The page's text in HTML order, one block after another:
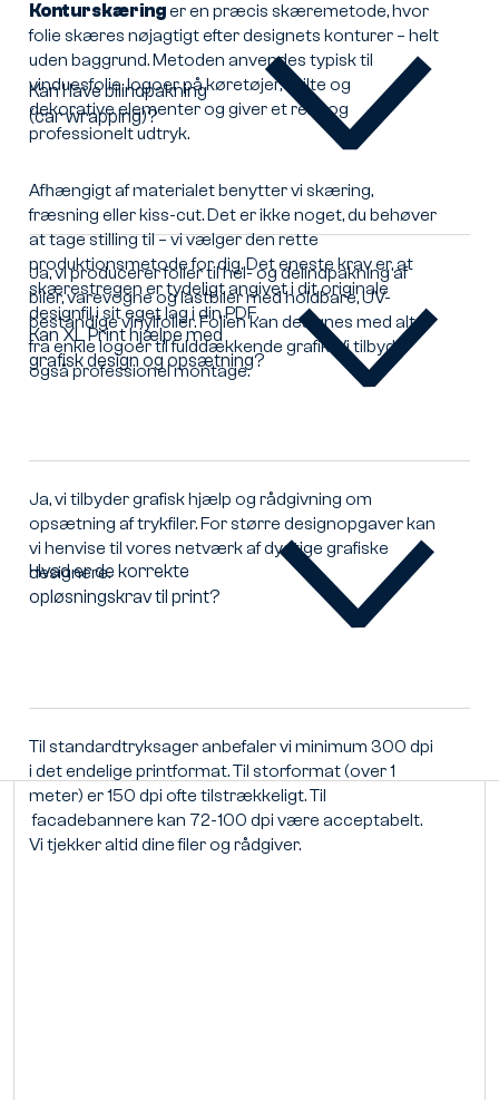
jeg
brug
for
det?
Konturskæringer en præcis skæremetode, hvor
folie skæres nøjagtigt efter designets konturer – helt
uden baggrund. Metoden anvendes typisk til
vinduesfolie, logoer på køretøjer, skilte og
dekorative elementer og giver et rent og
professionelt udtryk.
Afhængigt af materialet benytter vi skæring,
fræsning eller kiss-cut. Det er ikke noget, du behøver
at tage stilling til – vi vælger den rette
produktionsmetode for dig. Det eneste krav er, at
skærestregen er tydeligt angivet i dit originale
designfil i sit eget lag i din PDF.
Kan I lave bilindpakning
(car wrapping)?
Kan
I
bilindpakning
(car
wrapping)?
Ja, vi producerer folier til hel- og delindpakning af
biler, varevogne og lastbiler med holdbare, UV-
bestandige vinylfolier. Folien kan designes med alt
fra enkle logoer til fulddækkende grafik. Vi tilbyder
også professionel montage.
Kan XL Print hjælpe med
grafisk design og opsætning?
Kan
XL
med
design
og
opsætning?
Ja, vi tilbyder grafisk hjælp og rådgivning om
opsætning af trykfiler. For større designopgaver kan
vi henvise til vores netværk af dygtige grafiske
designere.
Hvad er de korrekte
opløsningskrav til print?
Hvad
print?
Til standardtryksager anbefaler vi minimum 300 dpi
i det endelige printformat. Til storformat (over 1
meter) er 150 dpi ofte tilstrækkeligt. Til
facadebannere kan 72-100 dpi være acceptabelt.
Vi tjekker altid dine filer og rådgiver.